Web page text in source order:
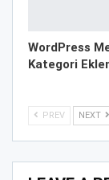
WordPress
Kategori
PREV NEXT